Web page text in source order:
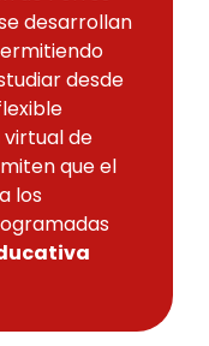
desarrollan
desde
de
que el
los